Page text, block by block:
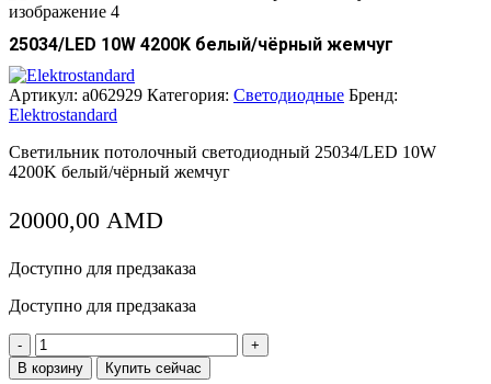
25034/LED 10W 4200K белый/чёрный жемчуг
Артикул: a062929 Категория: Светодиодные Бренд:
Elektrostandard
Светильник потолочный светодиодный 25034/LED 10W
4200K белый/чёрный жемчуг
20000,00 AMD
Доступно для предзаказа
Доступно для предзаказа
Количество
товара
В корзину Купить сейчас